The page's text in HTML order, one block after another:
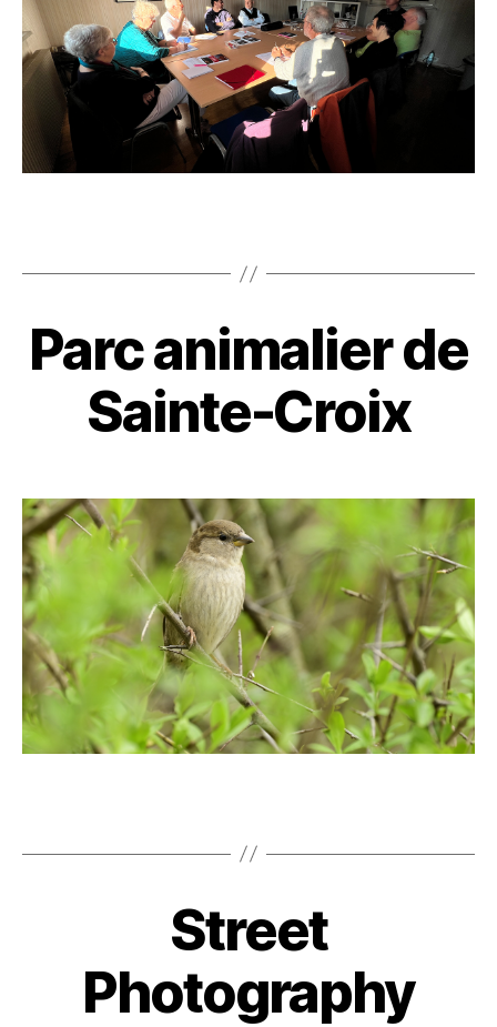
Parc animalier de
Sainte-Croix
Street
Photography